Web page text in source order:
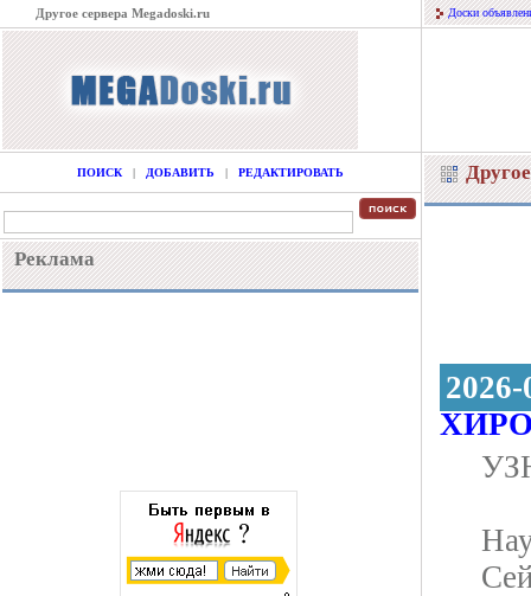
Другое сервера Megadoski.ru Доски
ПОИСК | ДОБАВИТЬ | РЕДАКТИРОВАТЬ
Реклама
Другое